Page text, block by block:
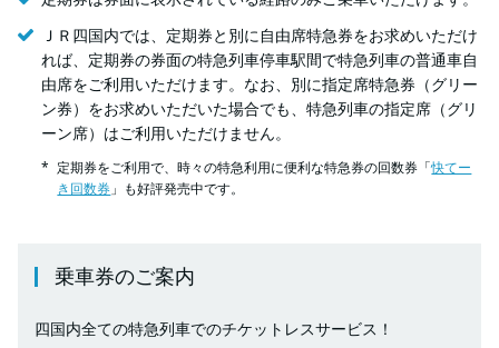
ＪＲ四国内では、定期券と別に自由席特急券をお求めいただけ
れば、定期券の券面の特急列車停車駅間で特急列車の普通車自
由席をご利用いただけます。なお、別に指定席特急券（グリー
ン券）をお求めいただいた場合でも、特急列車の指定席（グリ
ーン席）はご利用いただけません。
定期券をご利用で、時々の特急利用に便利な特急券の回数券「快てー
き回数券 」も好評発売中です。
乗車券のご案内
四国内全ての特急列車でのチケットレスサービス！